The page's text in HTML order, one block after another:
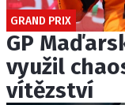
GRAND PRIX
GP
využil
vítězství